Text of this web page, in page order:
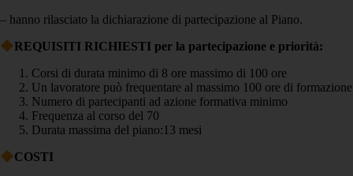
– hanno rilasciato la dichiarazione di partecipazione al Piano.
REQUISITI RICHIESTI per la partecipazione e priorità:
Corsi di durata minimo di 8 ore massimo di 100 ore
Un lavoratore può frequentare al massimo 100 ore di formazione
Numero di partecipanti ad azione formativa minimo
Frequenza al corso del 70
Durata massima del piano:13 mesi
COSTI